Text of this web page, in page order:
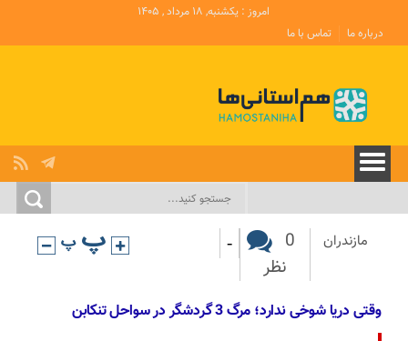
امروز : یکشنبه, ۱۸ مرداد , ۱۴۰۵
درباره ما
تماس با ما
مازندران
0
نظر
-
وقتی دریا شوخی ندارد؛ مرگ 3 گردشگر در سواحل تنکابن‌